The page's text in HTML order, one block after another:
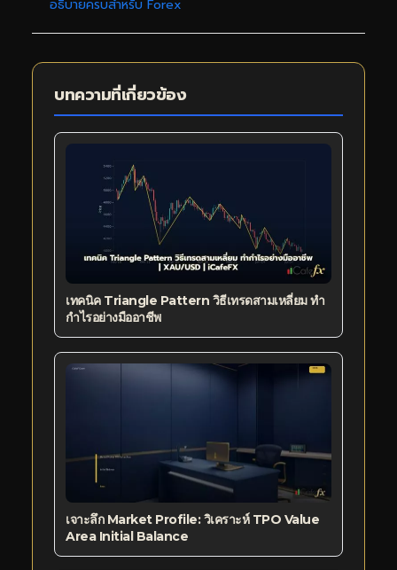
อธิบายครบสำหรับ Forex
บทความที่เกี่ยวข้อง
เทคนิค Triangle Pattern วิธีเทรดสามเหลี่ยม ทำ
กำไรอย่างมืออาชีพ
เจาะลึก Market Profile: วิเคราะห์ TPO Value
Area Initial Balance